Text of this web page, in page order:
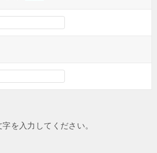
字を入力してください。